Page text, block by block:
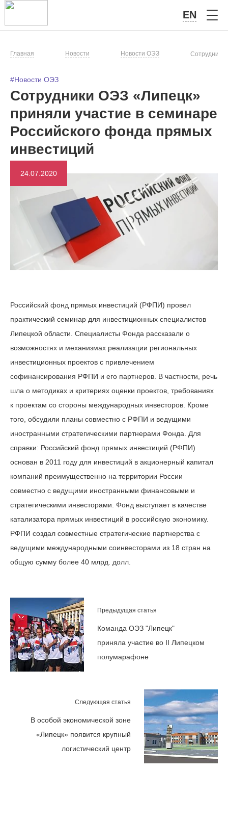
EN
Главная Новости Новости ОЭЗ Сотрудники
#Новости ОЭЗ
Сотрудники ОЭЗ «Липецк»
приняли участие в семинаре
Российского фонда прямых
инвестиций
24.07.2020
Российский фонд прямых инвестиций (РФПИ) провел
практический семинар для инвестиционных специалистов
Липецкой области. Специалисты Фонда рассказали о
возможностях и механизмах реализации региональных
инвестиционных проектов с привлечением
софинансирования РФПИ и его партнеров. В частности, речь
шла о методиках и критериях оценки проектов, требованиях
к проектам со стороны международных инвесторов. Кроме
того, обсудили планы совместно с РФПИ и ведущими
иностранными стратегическими партнерами Фонда. Для
справки: Российский фонд прямых инвестиций (РФПИ)
основан в 2011 году для инвестиций в акционерный капитал
компаний преимущественно на территории России
совместно с ведущими иностранными финансовыми и
стратегическими инвесторами. Фонд выступает в качестве
катализатора прямых инвестиций в российскую экономику.
РФПИ создал совместные стратегические партнерства с
ведущими международными соинвесторами из 18 стран на
общую сумму более 40 млрд. долл.
Предыдущая статья
Команда ОЭЗ "Липецк"
приняла участие во II Липецком
полумарафоне
Следующая статья
В особой экономической зоне
«Липецк» появится крупный
логистический центр